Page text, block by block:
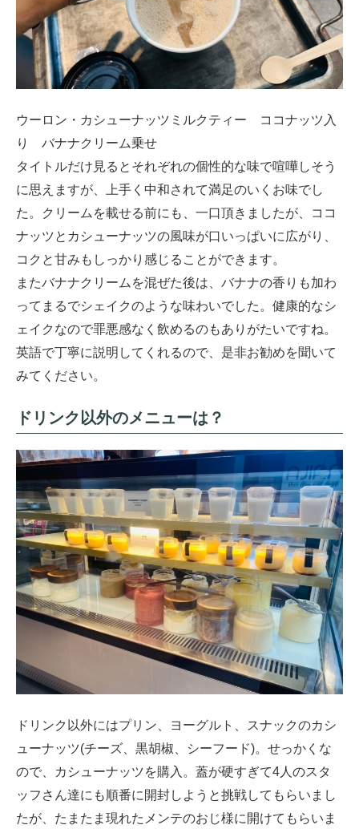
ウーロン・カシューナッツミルクティー ココナッツ入
り バナナクリーム乗せ
タイトルだけ見るとそれぞれの個性的な味で喧嘩しそう
に思えますが、上手く中和されて満足のいくお味でし
た。クリームを載せる前にも、一口頂きましたが、ココ
ナッツとカシューナッツの風味が口いっぱいに広がり、
コクと甘みもしっかり感じることができます。
またバナナクリームを混ぜた後は、バナナの香りも加わ
ってまるでシェイクのような味わいでした。健康的なシ
ェイクなので罪悪感なく飲めるのもありがたいですね。
英語で丁寧に説明してくれるので、是非お勧めを聞いて
みてください。
ドリンク以外のメニューは？
ドリンク以外にはプリン、ヨーグルト、スナックのカシ
ューナッツ(チーズ、黒胡椒、シーフード)。せっかくな
ので、カシューナッツを購入。蓋が硬すぎて4人のスタ
ッフさん達にも順番に開封しようと挑戦してもらいまし
たが、たまたま現れたメンテのおじ様に開けてもらいま